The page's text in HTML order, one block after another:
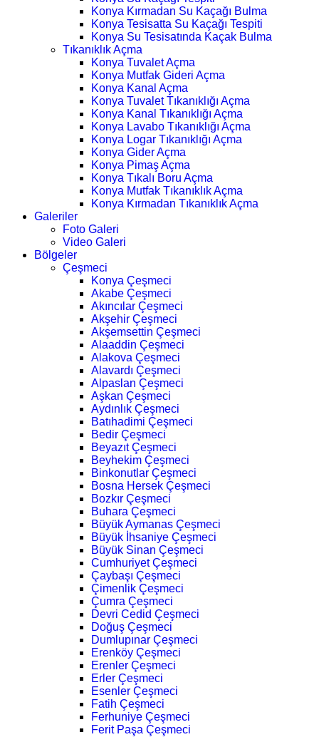
Konya Kırmadan Su Kaçağı Bulma
Konya Tesisatta Su Kaçağı Tespiti
Konya Su Tesisatında Kaçak Bulma
Tıkanıklık Açma
Konya Tuvalet Açma
Konya Mutfak Gideri Açma
Konya Kanal Açma
Konya Tuvalet Tıkanıklığı Açma
Konya Kanal Tıkanıklığı Açma
Konya Lavabo Tıkanıklığı Açma
Konya Logar Tıkanıklığı Açma
Konya Gider Açma
Konya Pimaş Açma
Konya Tıkalı Boru Açma
Konya Mutfak Tıkanıklık Açma
Konya Kırmadan Tıkanıklık Açma
Galeriler
Foto Galeri
Video Galeri
Bölgeler
Çeşmeci
Konya Çeşmeci
Akabe Çeşmeci
Akıncılar Çeşmeci
Akşehir Çeşmeci
Akşemsettin Çeşmeci
Alaaddin Çeşmeci
Alakova Çeşmeci
Alavardı Çeşmeci
Alpaslan Çeşmeci
Aşkan Çeşmeci
Aydınlık Çeşmeci
Batıhadimi Çeşmeci
Bedir Çeşmeci
Beyazıt Çeşmeci
Beyhekim Çeşmeci
Binkonutlar Çeşmeci
Bosna Hersek Çeşmeci
Bozkır Çeşmeci
Buhara Çeşmeci
Büyük Aymanas Çeşmeci
Büyük İhsaniye Çeşmeci
Büyük Sinan Çeşmeci
Cumhuriyet Çeşmeci
Çaybaşı Çeşmeci
Çimenlik Çeşmeci
Çumra Çeşmeci
Devri Cedid Çeşmeci
Doğuş Çeşmeci
Dumlupınar Çeşmeci
Erenköy Çeşmeci
Erenler Çeşmeci
Erler Çeşmeci
Esenler Çeşmeci
Fatih Çeşmeci
Ferhuniye Çeşmeci
Ferit Paşa Çeşmeci